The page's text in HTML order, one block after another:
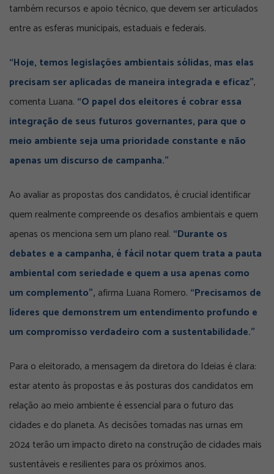
também recursos e apoio técnico, que devem ser articulados
entre as esferas municipais, estaduais e federais.
“Hoje, temos legislações ambientais sólidas, mas elas
precisam ser aplicadas de maneira integrada e eficaz”,
comenta Luana. “O papel dos eleitores é cobrar essa
integração de seus futuros governantes, para que o
meio ambiente seja uma prioridade constante e não
apenas um discurso de campanha.”
Ao avaliar as propostas dos candidatos, é crucial identificar
quem realmente compreende os desafios ambientais e quem
apenas os menciona sem um plano real. “Durante os
debates e a campanha, é fácil notar quem trata a pauta
ambiental com seriedade e quem a usa apenas como
um complemento”, afirma Luana Romero. “Precisamos de
líderes que demonstrem um entendimento profundo e
um compromisso verdadeiro com a sustentabilidade.”
Para o eleitorado, a mensagem da diretora do Ideias é clara:
estar atento às propostas e às posturas dos candidatos em
relação ao meio ambiente é essencial para o futuro das
cidades e do planeta. As decisões tomadas nas urnas em
2024 terão um impacto direto na construção de cidades mais
sustentáveis e resilientes para os próximos anos.